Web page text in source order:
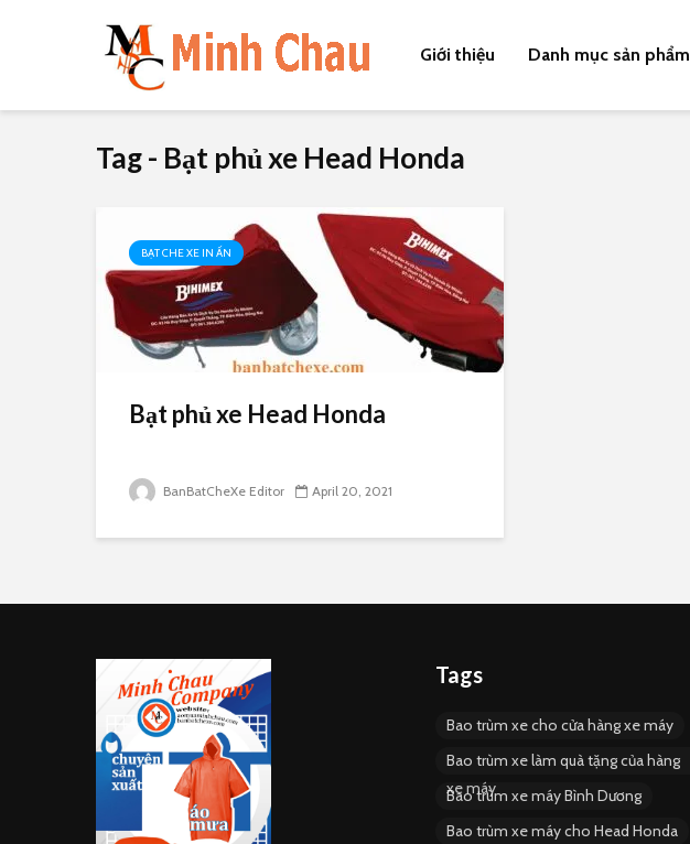
Giới thiệu Danh mục sản phẩm
Tag - Bạt phủ xe Head Honda
BẠT CHE XE IN ẤN
Bạt phủ xe Head Honda
BanBatCheXe Editor April 20, 2021
Tags
Bao trùm xe cho cửa hàng xe máy
Bao trùm xe làm quà tặng của hàng
xe máy
Bao trùm xe máy Bình Dương
Bao trùm xe máy cho Head Honda